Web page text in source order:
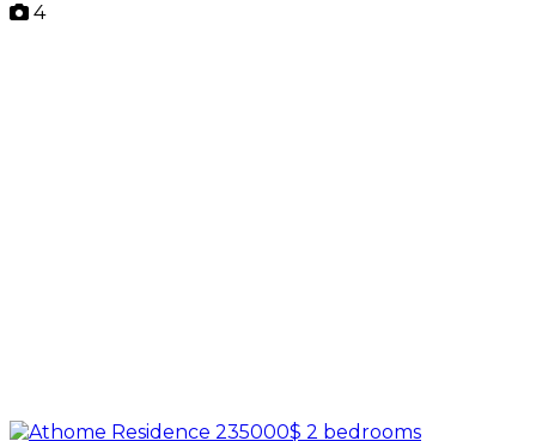
4